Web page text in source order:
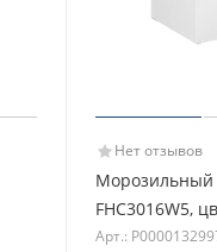
Нет отзывов
Морозильный
FHC3016W5,
Арт.: